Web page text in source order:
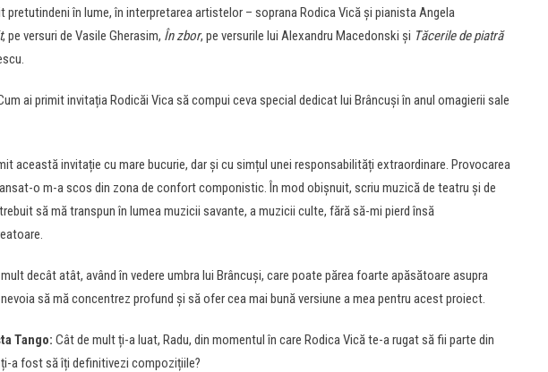
pretutindeni în lume, în interpretarea artistelor – soprana Rodica Vică și pianista Angela
, pe versuri de Vasile Gherasim, În zbor, pe versurile lui Alexandru Macedonski și Tăcerile de piatră
ai primit invitația Rodicăi Vica să compui ceva special dedicat lui Brâncuși în anul omagierii sale
această invitație cu mare bucurie, dar și cu simțul unei responsabilități extraordinare. Provocarea
o m-a scos din zona de confort componistic. În mod obișnuit, scriu muzică de teatru și de
să mă transpun în lumea muzicii savante, a muzicii culte, fără să-mi pierd însă
decât atât, având în vedere umbra lui Brâncuși, care poate părea foarte apăsătoare asupra
să mă concentrez profund și să ofer cea mai bună versiune a mea pentru acest proiect.
Tango: Cât de mult ți-a luat, Radu, din momentul în care Rodica Vică te-a rugat să fii parte din
a fost să îți definitivezi compozițiile?